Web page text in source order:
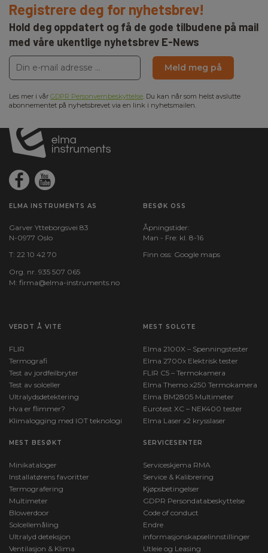
Registrere deg for nyhetsbrev!
Hold deg oppdatert og få de gode tilbudene på mail
med våre ukentlige nyhetsbrev E-News
Meld meg på
Les mer i vår GDPR Personvernbeskyttelse. Du kan når som helst avslutte
abonnementet på nyhetsbrevet via en link i nyhetsmailen.
ELMA INSTRUMENTS AS
Garver Ytteborgsvei 83
N-0977 Oslo
T: 22 10 42 70
Org. nr. 935 507 065
M: firma@elma-instruments.no​
BESØK OSS
Åpningstider:
Man - Fre: kl. 8-16
Finn oss: Google maps
VERDT Å VITE
FLIR
Termografi
Test av jordfeilbryter
Test av solceller
Ultralydsdetektering
Hva er flimmer?
Klimalogging med IOT teknologi
MEST SOLGTE
Elma 2100X – Spenningstester
Elma 2700x Elektrisk tester
FLIR C5 – Termokamera
Elma Themo x250 Termokamera
Elma BM2805 Multimeter
Eurotest XC – NEK400 tester
Elma Laser x2 krysslaser
MEST BESØKT
Minikataloger
Installatørens favoritter
Termografering
Multimeter
Blowerdoor
Solcellemåling
Ultralyd deteksjon
Ventilasjon & Klima
SERVICESENTER
Serviceskjema RMA
Service & Kalibrering
Kjøpsbetingelser
GDPR Persondatabeskyttelse
Code of conduct
Endre
informasjonskapselinnstillinger
Utleie og Leasing